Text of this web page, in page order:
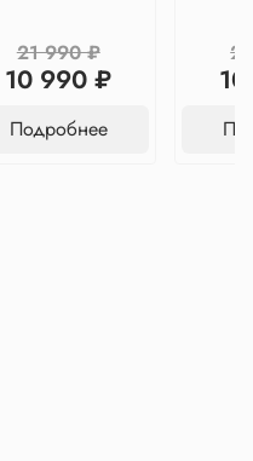
21 990 ₽
10 990 ₽
Подробнее